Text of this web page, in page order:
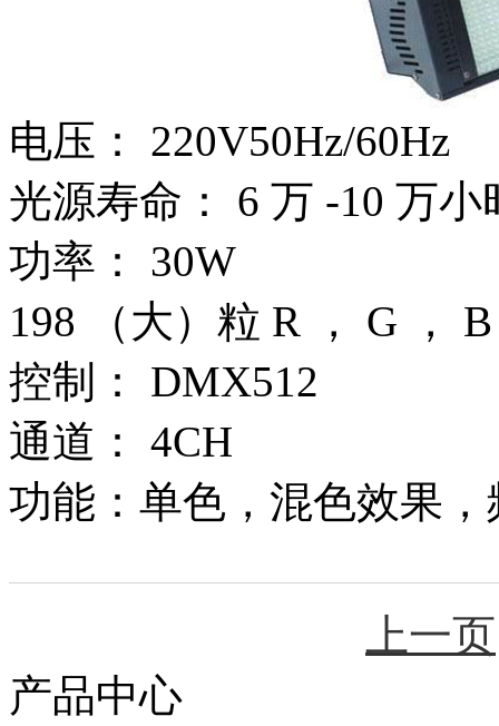
电压： 220V50Hz/60Hz
光源寿命： 6 万 -10 万小
功率： 30W
198 （大）粒 R ， G ，
控制： DMX512
通道： 4CH
功能：单色，混色效果
上一页
产品中心